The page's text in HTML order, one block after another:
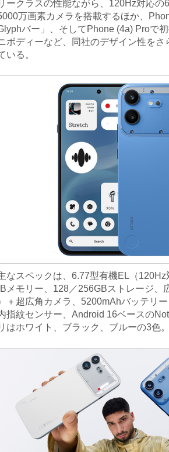
ークラスの性能ながら、120Hz対応
万画素カメラを搭載するほか、
Glyphバー」、そしてPhone (4a) Proで
ボディーなど、同社のデザイン性をさ
いる。
なスペックは、6.77型有機EL（120Hz
メモリー、128／256GBストレージ、
＋超広角カメラ、5200mAhバッテリ
指紋センサー、Android 16ベースの
はホワイト、ブラック、ブルーの3色。